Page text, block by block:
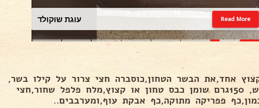
עוגת שוקולד Read More
אחד,את הבשר הטחון,כוסברה חצי צרור על קילו בשר,
שלוש שני שום קטוש, 150גרם שומן כבס טחון או קצוץ,מלח פלפל שחור,חצי
פפריקה מתוקה,כף אבקת עוף,ומערבבים..